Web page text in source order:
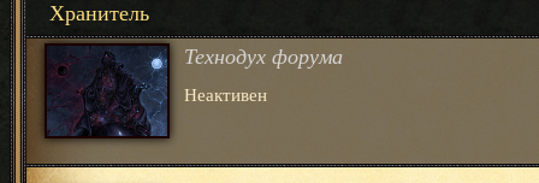
Хранитель
Технодух форума
Неактивен